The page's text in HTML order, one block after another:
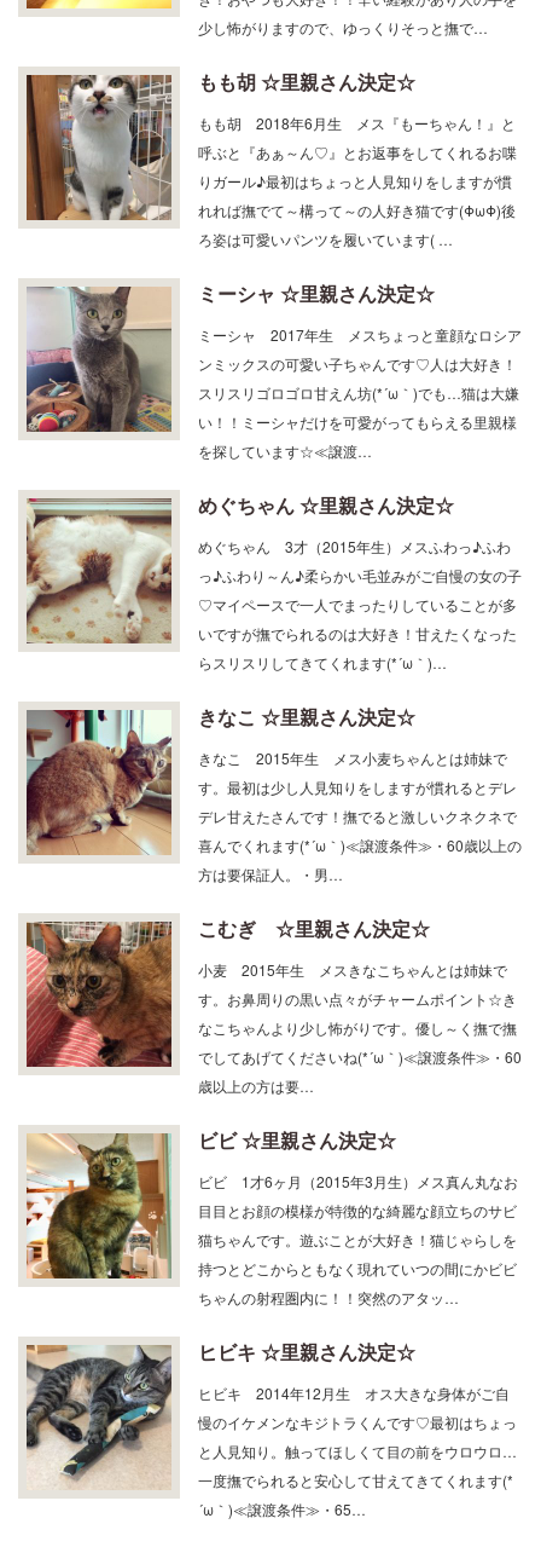
き！おやつも大好き！！辛い経験があり人の手を
少し怖がりますので、ゆっくりそっと撫で…
もも胡 ☆里親さん決定☆
もも胡 2018年6月生 メス『もーちゃん！』と
呼ぶと『あぁ～ん♡』とお返事をしてくれるお喋
りガール♪最初はちょっと人見知りをしますが慣
れれば撫でて～構って～の人好き猫です(ΦωΦ)後
ろ姿は可愛いパンツを履いています( …
ミーシャ ☆里親さん決定☆
ミーシャ 2017年生 メスちょっと童顔なロシア
ンミックスの可愛い子ちゃんです♡人は大好き！
スリスリゴロゴロ甘えん坊(*´ω｀)でも…猫は大嫌
い！！ミーシャだけを可愛がってもらえる里親様
を探しています☆≪譲渡…
めぐちゃん ☆里親さん決定☆
めぐちゃん 3才（2015年生）メスふわっ♪ふわ
っ♪ふわり～ん♪柔らかい毛並みがご自慢の女の子
♡マイペースで一人でまったりしていることが多
いですが撫でられるのは大好き！甘えたくなった
らスリスリしてきてくれます(*´ω｀)…
きなこ ☆里親さん決定☆
きなこ 2015年生 メス小麦ちゃんとは姉妹で
す。最初は少し人見知りをしますが慣れるとデレ
デレ甘えたさんです！撫でると激しいクネクネで
喜んでくれます(*´ω｀)≪譲渡条件≫・60歳以上の
方は要保証人。・男…
こむぎ ☆里親さん決定☆
小麦 2015年生 メスきなこちゃんとは姉妹で
す。お鼻周りの黒い点々がチャームポイント☆き
なこちゃんより少し怖がりです。優し～く撫で撫
でしてあげてくださいね(*´ω｀)≪譲渡条件≫・60
歳以上の方は要…
ビビ ☆里親さん決定☆
ビビ 1才6ヶ月（2015年3月生）メス真ん丸なお
目目とお顔の模様が特徴的な綺麗な顔立ちのサビ
猫ちゃんです。遊ぶことが大好き！猫じゃらしを
持つとどこからともなく現れていつの間にかビビ
ちゃんの射程圏内に！！突然のアタッ…
ヒビキ ☆里親さん決定☆
ヒビキ 2014年12月生 オス大きな身体がご自
慢のイケメンなキジトラくんです♡最初はちょっ
と人見知り。触ってほしくて目の前をウロウロ…
一度撫でられると安心して甘えてきてくれます(*
´ω｀)≪譲渡条件≫・65…